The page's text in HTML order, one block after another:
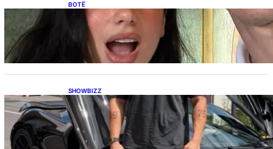
BOTË
Besnik Qaka rrëfen atmosferën në dasmën e
Dua Lipës: “Një event gjigant me emra
botërorë”
SHOWBIZZ
Ish-banori i Big Brother VIP Kosova, Eduart
Kuqi ua mbyll gojën kritikëve, publikon
dëshmi për supermakinën luksoze